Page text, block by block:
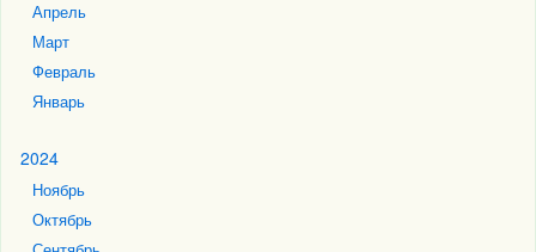
Апрель
Март
Февраль
Январь
2024
Ноябрь
Октябрь